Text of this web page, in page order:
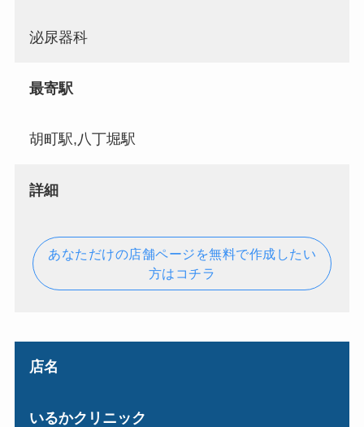
泌尿器科
最寄駅
胡町駅,八丁堀駅
詳細
あなただけの店舗ページを無料で作成したい
方はコチラ
店名
いるかクリニック